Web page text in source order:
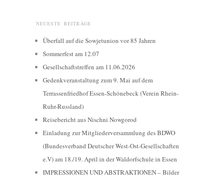
NEUESTE BEITRÄGE
Überfall auf die Sowjetunion vor 85 Jahren
Sommerfest am 12.07
Gesellschaftstreffen am 11.06.2026
Gedenkveranstaltung zum 9. Mai auf dem
Terrassenfriedhof Essen-Schönebeck (Verein Rhein-
Ruhr-Russland)
Reisebericht aus Nischni Nowgorod
Einladung zur Mitgliederversammlung des BDWO
(Bundesverband Deutscher West-Ost-Gesellschaften
e.V) am 18./19. April in der Waldorfschule in Essen
IMPRESSIONEN UND ABSTRAKTIONEN – Bilder